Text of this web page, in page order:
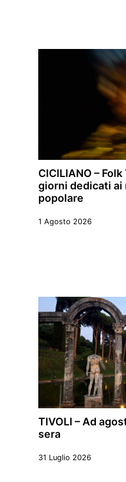
CICILIANO –
giorni dedicati ai
popolare
1 Agosto 2026
TIVOLI – Ad
sera
31 Luglio 2026